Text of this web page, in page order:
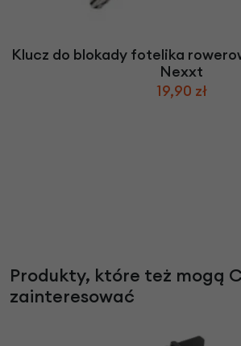
Klucz do blokady fotelika
Nexxt
19,90 zł
Produkty, które też mogą
zainteresować